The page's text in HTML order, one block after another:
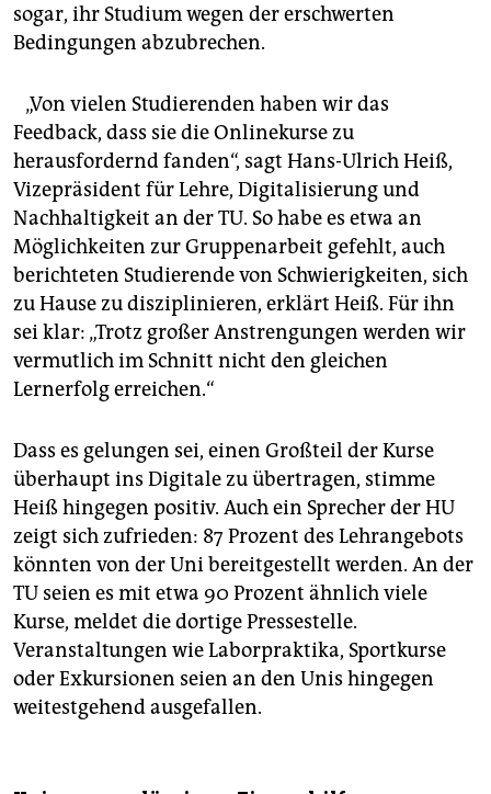
sogar, ihr Studium wegen der erschwerten
Bedingungen abzubrechen.
„Von vielen Studierenden haben wir das
Feedback, dass sie die Onlinekurse zu
herausfordernd fanden“, sagt Hans-Ulrich Heiß,
Vizepräsident für Lehre, Digitalisierung und
Nachhaltigkeit an der TU. So habe es etwa an
Möglichkeiten zur Gruppenarbeit gefehlt, auch
berichteten Studierende von Schwierigkeiten, sich
zu Hause zu disziplinieren, erklärt Heiß. Für ihn
sei klar: „Trotz großer Anstrengungen werden wir
vermutlich im Schnitt nicht den gleichen
Lernerfolg erreichen.“
Dass es gelungen sei, einen Großteil der Kurse
überhaupt ins Digitale zu übertragen, stimme
Heiß hingegen positiv. Auch ein Sprecher der HU
zeigt sich zufrieden: 87 Prozent des Lehrangebots
könnten von der Uni bereitgestellt werden. An der
TU seien es mit etwa 90 Prozent ähnlich viele
Kurse, meldet die dortige Pressestelle.
Veranstaltungen wie Laborpraktika, Sportkurse
oder Exkursionen seien an den Unis hingegen
weitestgehend ausgefallen.